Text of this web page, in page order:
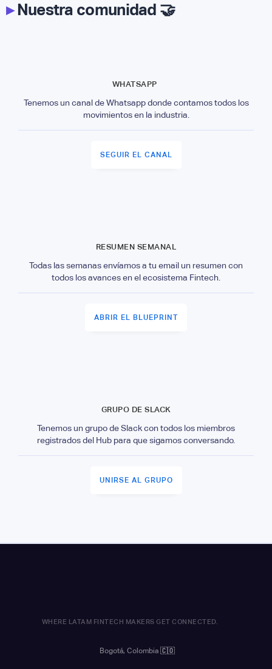
▸Nuestra comunidad 🤝
WHATSAPP
Tenemos un canal de Whatsapp donde contamos todos los
movimientos en la industria.
SEGUIR EL CANAL
RESUMEN SEMANAL
Todas las semanas envíamos a tu email un resumen con
todos los avances en el ecosistema Fintech.
ABRIR EL BLUEPRINT
GRUPO DE SLACK
Tenemos un grupo de Slack con todos los miembros
registrados del Hub para que sigamos conversando.
UNIRSE AL GRUPO
WHERE LATAM FINTECH MAKERS GET CONNECTED.
Bogotá, Colombia 🇨🇴